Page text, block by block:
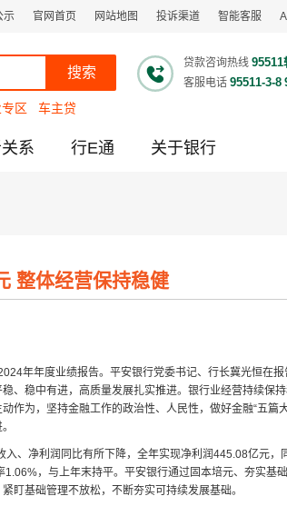
示 官网首页 网站地图 投诉渠道 智能客服
搜索
贷款咨询热线 95511
客服电话 95511-3-8
区 车主贷
系 行E通 关于银行
整体经营保持稳健
年年度业绩报告。平安银行党委书记、行长冀光恒在报
、稳中有进，高质量发展扎实推进。银行业经营持续保
作为，坚持金融工作的政治性、人民性，做好金融“五篇
、净利润同比有所下降，全年实现净利润445.08亿元，
，与上年末持平。平安银行通过固本培元、夯实基
盯基础管理不放松，不断夯实可持续发展基础。